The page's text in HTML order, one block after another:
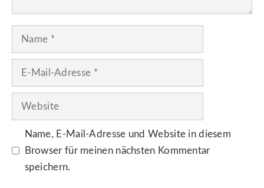
Name
Website
Name, E-Mail-Adresse und Website in diesem
Browser für meinen nächsten Kommentar
speichern.